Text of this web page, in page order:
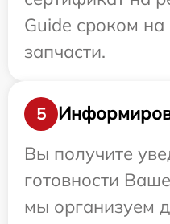
Guide сроком
запчасти.
5
Вы получите
готовности
мы организуем